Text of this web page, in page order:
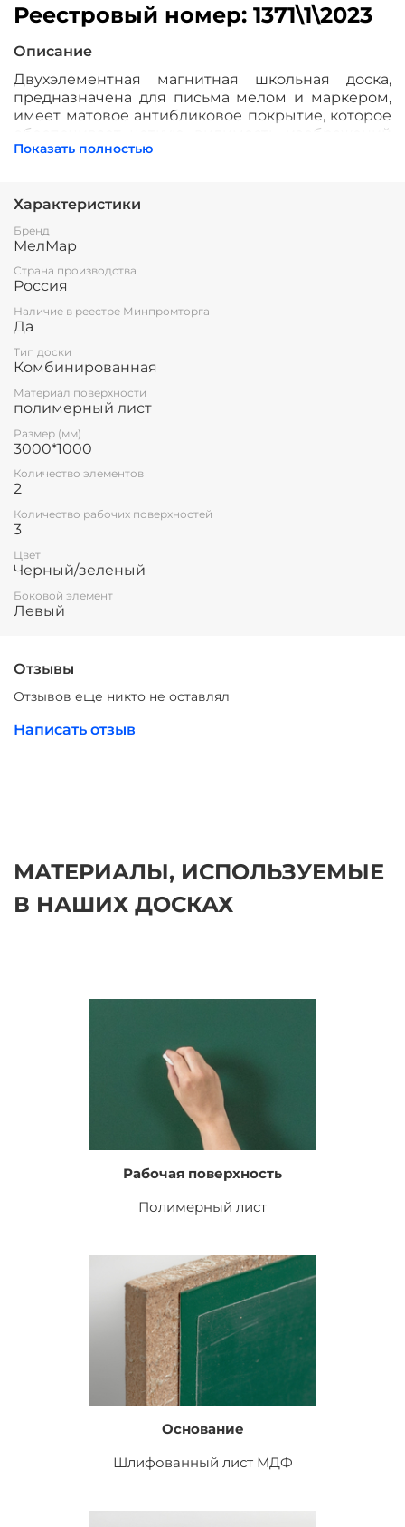
Реестровый номер: 1371\1\2023
Описание
Двухэлементная магнитная школьная доска,
предназначена для письма мелом и маркером,
имеет матовое антибликовое покрытие, которое
обеспечивает четкую видимость изображений
под любым углом зрения.
полимерного листа высочайшего качества,
профиль, благодаря чему имеет высокую
износоустойчивость и прочность. Имеется лоток
для мела/маркера и принадлежностей.
Стальная основа доски даёт возможность
крепления наглядных учебных пособий к
поверхности с помощью магнитов.
Все школьные доски соответствуют ГОСТ 20064-
86 ДОСКИ КЛАССНЫЕ
Показать полностью
Характеристики
Бренд
МелМар
Страна производства
Россия
Наличие в реестре Минпромторга
Да
Тип доски
Комбинированная
Материал поверхности
полимерный лист
Размер (мм)
3000*1000
Количество элементов
2
Количество рабочих поверхностей
3
Цвет
Черный/зеленый
Боковой элемент
Левый
Отзывы
Отзывов еще никто не оставлял
Написать отзыв
МАТЕРИАЛЫ, ИСПОЛЬЗУЕМЫЕ
В НАШИХ ДОСКАХ
Рабочая поверхность
Полимерный лист
Основание
Шлифованный лист МДФ